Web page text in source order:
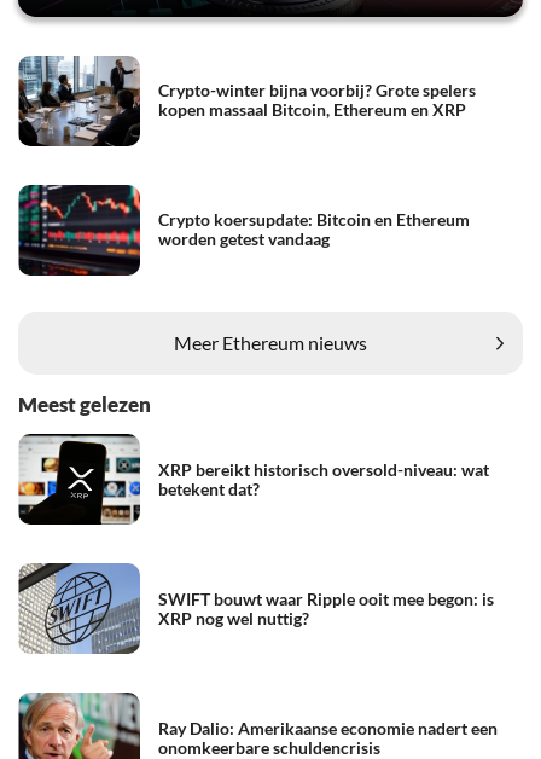
Crypto-winter bijna voorbij? Grote spelers
kopen massaal Bitcoin, Ethereum en XRP
Crypto koersupdate: Bitcoin en Ethereum
worden getest vandaag
Meer Ethereum nieuws
Meest gelezen
XRP bereikt historisch oversold-niveau: wat
betekent dat?
SWIFT bouwt waar Ripple ooit mee begon: is
XRP nog wel nuttig?
Ray Dalio: Amerikaanse economie nadert een
onomkeerbare schuldencrisis